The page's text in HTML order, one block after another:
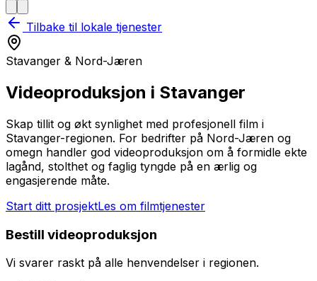
Tilbake til lokale tjenester
Stavanger & Nord-Jæren
Videoproduksjon i Stavanger
Skap tillit og økt synlighet med profesjonell film i
Stavanger-regionen. For bedrifter på Nord-Jæren og
omegn handler god videoproduksjon om å formidle ekte
lagånd, stolthet og faglig tyngde på en ærlig og
engasjerende måte.
Start ditt prosjektLes om filmtjenester
Bestill videoproduksjon
Vi svarer raskt på alle henvendelser i regionen.